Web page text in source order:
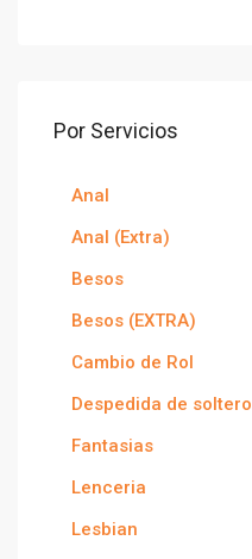
Por Servicios
Anal
Anal (Extra)
Besos
Besos (EXTRA)
Cambio de Rol
Despedida de soltero
Fantasias
Lenceria
Lesbian